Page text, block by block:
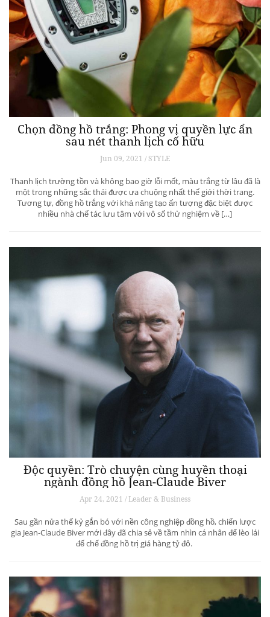
Chọn đồng hồ trắng: Phong vị quyền lực ẩn
sau nét thanh lịch cố hữu
Jun 09, 2021 / STYLE
Thanh lịch trường tồn và không bao giờ lỗi mốt, màu trắng từ lâu đã là
một trong những sắc thái được ưa chuộng nhất thế giới thời trang.
Tương tự, đồng hồ trắng với khả năng tạo ấn tượng đặc biệt được
nhiều nhà chế tác lưu tâm với vô số thử nghiệm về […]
Độc quyền: Trò chuyện cùng huyền thoại
ngành đồng hồ Jean-Claude Biver
Apr 24, 2021 / Leader & Business
Sau gần nửa thế kỷ gắn bó với nền công nghiệp đồng hồ, chiến lược
gia Jean-Claude Biver mới đây đã chia sẻ về tầm nhìn cá nhân để lèo lái
đế chế đồng hồ trị giá hàng tỷ đô.